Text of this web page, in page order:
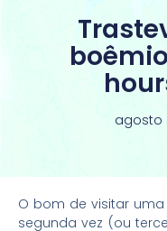
agosto
O bom de visitar
segunda vez (ou